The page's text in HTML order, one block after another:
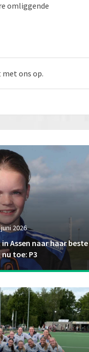
omliggende
ons op.
2026
Assen naar haar beste
toe: P3